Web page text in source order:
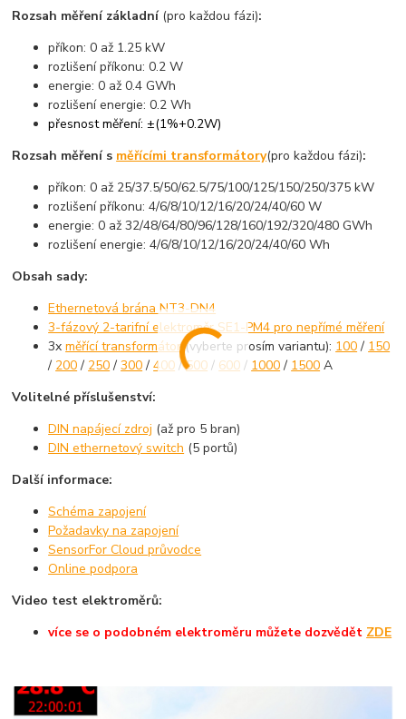
Rozsah měření základní (pro každou fázi):
příkon: 0 až 1.25 kW
rozlišení příkonu: 0.2 W
energie: 0 až 0.4 GWh
rozlišení energie: 0.2 Wh
přesnost měření: ±(1%+0.2W)
Rozsah měření s měřícími transformátory(pro každou fázi):
příkon: 0 až 25/37.5/50/62.5/75/100/125/150/250/375 kW
rozlišení příkonu: 4/6/8/10/12/16/20/24/40/60 W
energie: 0 až 32/48/64/80/96/128/160/192/320/480 GWh
rozlišení energie: 4/6/8/10/12/16/20/24/40/60 Wh
Obsah sady:
Ethernetová brána NT3-DN4
3-fázový 2-tarifní elektroměr SE1-PM4 pro nepřímé měření
3xměřící transformátor(vyberte prosím variantu): 100/ 150
/ 200/ 250/300/400 /500 / 600 / 1000/ 1500 A
Volitelné příslušenství:
DIN napájecí zdroj (až pro 5 bran)
DIN ethernetový switch (5 portů)
Další informace:
Schéma zapojení
Požadavky na zapojení
SensorFor Cloud průvodce
Online podpora
Video test elektroměrů:
více se o podobném elektroměru můžete dozvědět ZDE